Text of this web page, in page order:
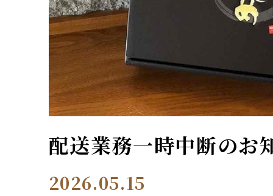
配送業務一時中断のお
2026.05.15